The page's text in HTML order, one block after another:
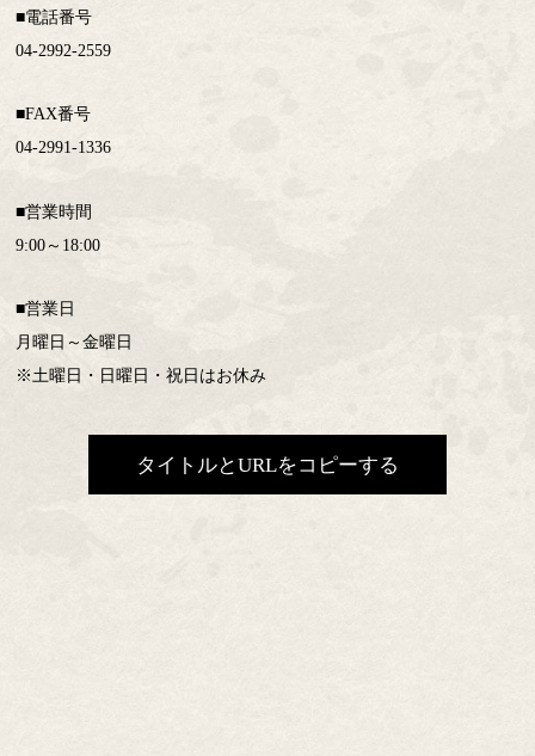
■電話番号
04-2992-2559
■FAX番号
04-2991-1336
■営業時間
9:00～18:00
■営業日
月曜日～金曜日
※土曜日・日曜日・祝日はお休み
タイトルとURLをコピーする